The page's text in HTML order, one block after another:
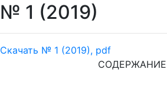
№ 1 (2019)
Скачать № 1 (2019), pdf
СОДЕРЖАНИЕ